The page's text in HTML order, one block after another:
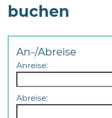
buchen
An-/Abreise
Anreise:
Abreise: